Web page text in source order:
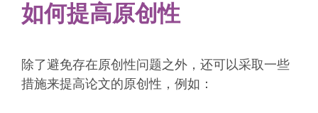
如何提高原创性
除了避免存在原创性问题之外，还可以采取一些
措施来提高论文的原创性，例如：